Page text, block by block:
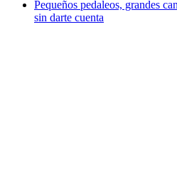
Pequeños pedaleos, grandes
sin darte cuenta